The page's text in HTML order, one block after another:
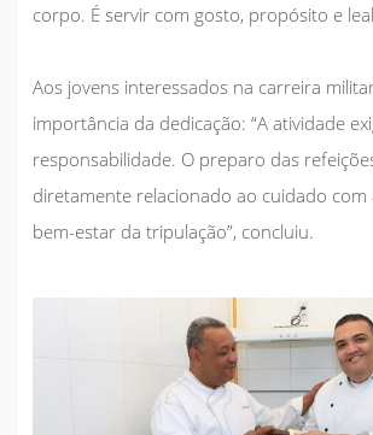
corpo. É servir com gosto, propósito e
Aos jovens interessados na carreira
importância da dedicação: “A atividade
responsabilidade. O preparo das
diretamente relacionado ao cuidado com
bem-estar da tripulação”, concluiu.